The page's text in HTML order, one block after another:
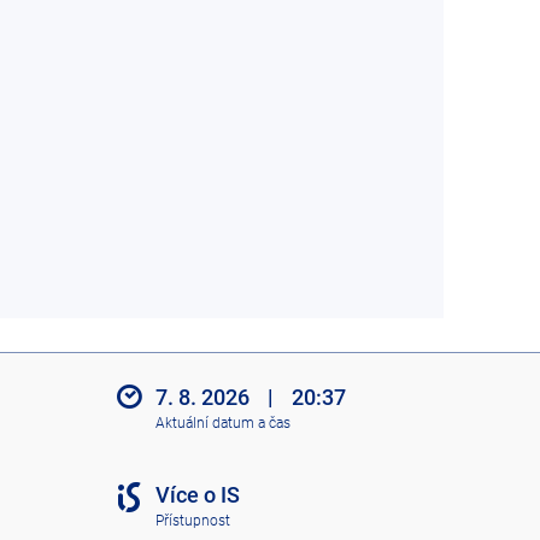
7. 8. 2026 | 20:37
Aktuální datum a čas
Více o IS
Přístupnost